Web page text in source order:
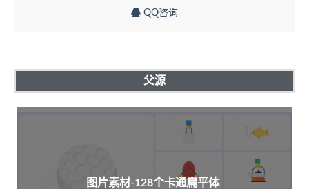
QQ咨询
父源
图片素材-128个卡通扁平体